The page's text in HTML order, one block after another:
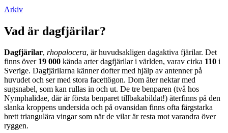
Arkiv
Vad är dagfjärilar?
Dagfjärilar, rhopalocera, är huvudsakligen dagaktiva fjärilar. Det
finns över 19 000 kända arter dagfjärilar i världen, varav cirka 110 i
Sverige. Dagfjärilarna känner dofter med hjälp av antenner på
huvudet och ser med stora facettögon. Dom äter nektar med
sugsnabel, som kan rullas in och ut. De tre benparen (två hos
Nymphalidae, där är första benparet tillbakabildat!) återfinns på den
slanka kroppens undersida och på ovansidan finns ofta färgstarka
brett triangulära vingar som när de vilar är resta mot varandra över
ryggen.